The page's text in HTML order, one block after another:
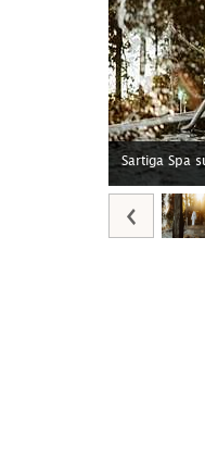
Sartiga Spa